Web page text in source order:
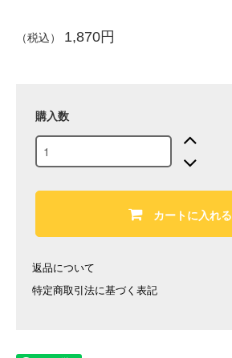
（税込） 1,870円
購入数
カートに入れる
返品について
特定商取引法に基づく表記